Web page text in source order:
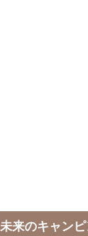
未来のキャンピ